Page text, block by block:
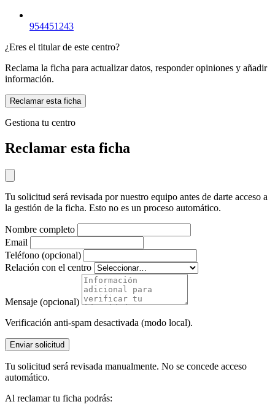
954451243
¿Eres el titular de este centro?
Reclama la ficha para actualizar datos, responder opiniones y añadir
información.
Reclamar esta ficha
Gestiona tu centro
Reclamar esta ficha
Tu solicitud será revisada por nuestro equipo antes de darte acceso a
la gestión de la ficha. Esto no es un proceso automático.
Nombre completo
Email
Teléfono (opcional)
Relación con el centro
Mensaje (opcional)
Verificación anti-spam desactivada (modo local).
Enviar solicitud
Tu solicitud será revisada manualmente. No se concede acceso
automático.
Al reclamar tu ficha podrás: